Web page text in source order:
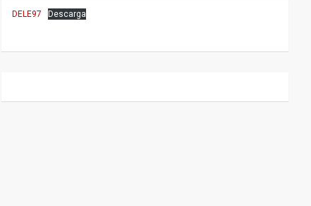
DELE97 Descarga